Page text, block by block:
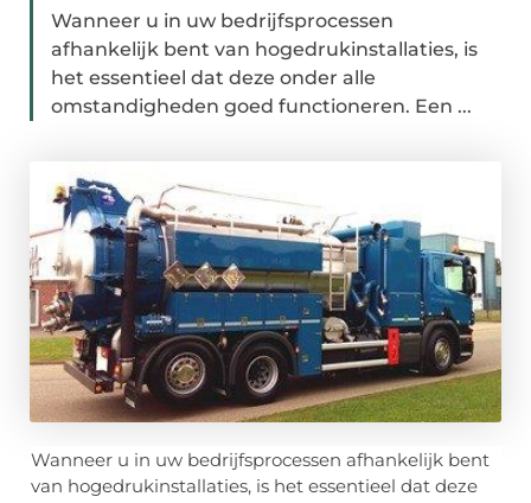
Wanneer u in uw bedrijfsprocessen
afhankelijk bent van hogedrukinstallaties, is
het essentieel dat deze onder alle
omstandigheden goed functioneren. Een ...
Wanneer u in uw bedrijfsprocessen afhankelijk bent
van hogedrukinstallaties, is het essentieel dat deze